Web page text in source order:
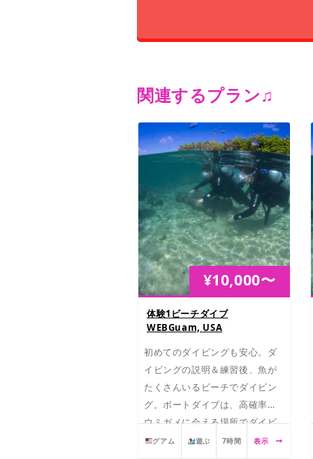
関連するプラン♫
¥10,000〜
体験1ビーチダイブ
WEBGuam, USA
初めてのダイビングも安心。ダ
イビングの説明＆練習後、魚が
たくさんいるビーチでダイビン
グ。ボートダイブは、高確率で
ウミガメに会える場所でダイビ
ング！
グアム 遊ぶ 7時間 表示